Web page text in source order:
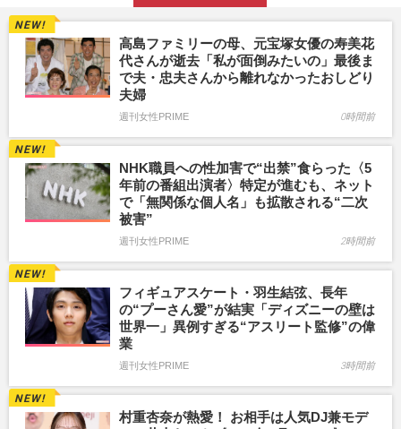
高島ファミリーの母、元宝塚女優の寿美花
代さんが逝去「私が面倒みたいの」最後ま
で夫・忠夫さんから離れなかったおしどり
夫婦
週刊女性PRIME 0時間前
NHK職員への性加害で“出禁”食らった〈5
年前の番組出演者〉特定が進むも、ネット
で「無関係な個人名」も拡散される“二次
被害”
週刊女性PRIME 2時間前
フィギュアスケート・羽生結弦、長年
の“プーさん愛”が結実「ディズニーの壁は
世界一」異例すぎる“アスリート監修”の偉
業
週刊女性PRIME 3時間前
村重杏奈が熱愛！ お相手は人気DJ兼モデ